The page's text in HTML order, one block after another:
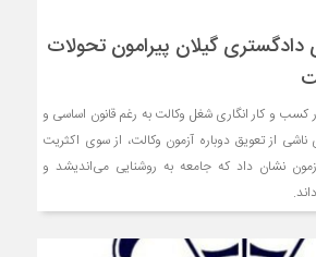
دادگستری گیلان پیرامون تحولات
کسب و کار انگاری شغل وکالت به رغم قانون اساسی و
ناشی از تعویق دوباره آزمون وکالت، از سوی اکثریت
نشان داد که جامعه به روشنایی می‌اندیشد و